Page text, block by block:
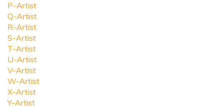
P-Artist
Q-Artist
R-Artist
S-Artist
T-Artist
U-Artist
V-Artist
W-Artist
X-Artist
Y-Artist